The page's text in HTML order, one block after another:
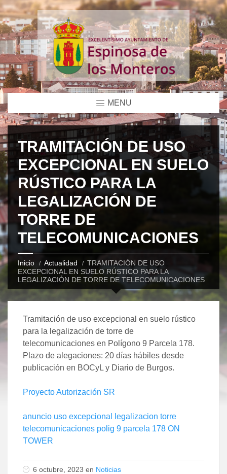
MENU
TRAMITACIÓN DE USO
EXCEPCIONAL EN SUELO
RÚSTICO PARA LA
LEGALIZACIÓN DE
TORRE DE
TELECOMUNICACIONES
Inicio Actualidad
TRAMITACIÓN DE USO
EXCEPCIONAL EN SUELO RÚSTICO PARA LA
LEGALIZACIÓN DE TORRE DE TELECOMUNICACIONES
Tramitación de uso excepcional en suelo rústico
para la legalización de torre de
telecomunicaciones en Polígono 9 Parcela 178.
Plazo de alegaciones: 20 días hábiles desde
publicación en BOCyL y Diario de Burgos.
Proyecto Autorización SR
anuncio uso excepcional legalizacion torre
telecomunicaciones polig 9 parcela 178 ON
TOWER
6 octubre, 2023 en Noticias